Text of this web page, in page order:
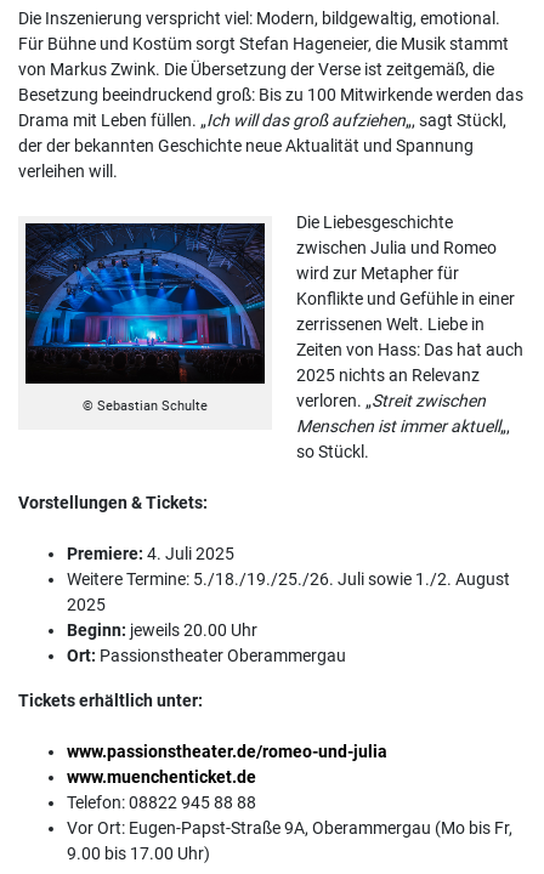
Die Inszenierung verspricht viel: Modern, bildgewaltig, emotional.
Für Bühne und Kostüm sorgt Stefan Hageneier, die Musik stammt
von Markus Zwink. Die Übersetzung der Verse ist zeitgemäß, die
Besetzung beeindruckend groß: Bis zu 100 Mitwirkende werden das
Drama mit Leben füllen. „Ich will das groß aufziehen„, sagt Stückl,
der der bekannten Geschichte neue Aktualität und Spannung
verleihen will.
© Sebastian Schulte
Die Liebesgeschichte
zwischen Julia und Romeo
wird zur Metapher für
Konflikte und Gefühle in einer
zerrissenen Welt. Liebe in
Zeiten von Hass: Das hat auch
2025 nichts an Relevanz
verloren. „Streit zwischen
Menschen ist immer aktuell„,
so Stückl.
Vorstellungen & Tickets:
Premiere: 4. Juli 2025
Weitere Termine: 5./18./19./25./26. Juli sowie 1./2. August
2025
Beginn: jeweils 20.00 Uhr
Ort: Passionstheater Oberammergau
Tickets erhältlich unter:
www.passionstheater.de/romeo-und-julia
www.muenchenticket.de
Telefon: 08822 945 88 88
Vor Ort: Eugen-Papst-Straße 9A, Oberammergau (Mo bis Fr,
9.00 bis 17.00 Uhr)